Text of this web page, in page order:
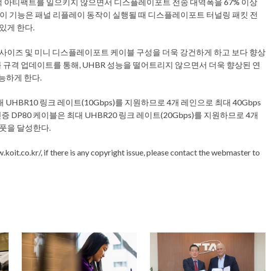
기능은 패널 리플레이 동작이 실행될 때 디스플레이포트 터널링 패킷 전
게 한다.
이즈 및 미니 디스플레이포트 케이블 구성을 더욱 강건하게 하고 보다 향상
격 업데이트를 통해, UHBR 성능을 떨어트리지 않으면서 더욱 향상된 연
하게 한다.
UHBR10 링크 레이트(10Gbps)를 지원하므로 4개 레인으로 최대 40Gbps
DP80 케이블은 최대 UHBR20 링크 레이트(20Gbps)를 지원하므로 4개
을 달성한다.
, if there is any copyright issue, please contact the webmaster to